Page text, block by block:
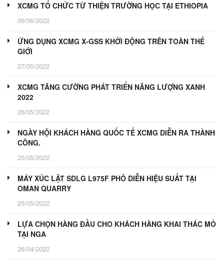
XCMG TỔ CHỨC TỪ THIỆN TRƯỜNG HỌC TẠI ETHIOPIA
09/06/2022
ỨNG DỤNG XCMG X-GSS KHỞI ĐỘNG TRÊN TOÀN THẾ
GIỚI
27/05/2022
XCMG TĂNG CƯỜNG PHÁT TRIỂN NĂNG LƯỢNG XANH
2022
26/05/2022
NGÀY HỘI KHÁCH HÀNG QUỐC TẾ XCMG DIỄN RA THÀNH
CÔNG.
25/05/2022
MÁY XÚC LẬT SDLG L975F PHÔ DIỄN HIỆU SUẤT TẠI
OMAN QUARRY
25/05/2022
LỰA CHỌN HÀNG ĐẦU CHO KHÁCH HÀNG KHAI THÁC MỎ
TẠI NGA
26/04/2022